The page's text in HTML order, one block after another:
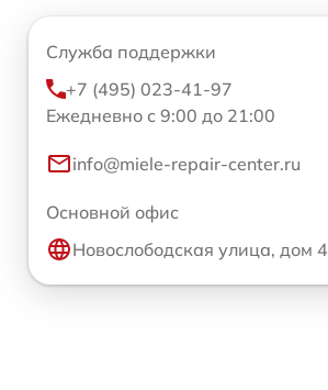
Служба поддержки
+7 (495) 023-41-97
Ежедневно с 9:00 до 21:00
info@miele-repair-center.ru
Основной офис
Новослободская улица, дом 4